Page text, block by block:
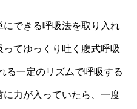
できる呼吸法を取り入れ
てゆっくり吐く腹式呼吸
る一定のリズムで呼吸する
力が入っていたら、一度